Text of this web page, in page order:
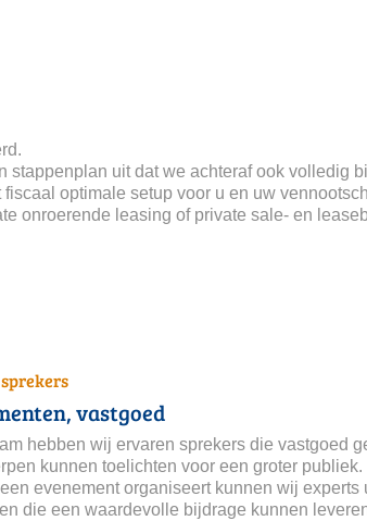
stappenplan uit dat we achteraf ook volledig
optimale setup voor u en uw
onroerende leasing of private sale- en
vastgoed
hebben wij ervaren sprekers die vastgoed
kunnen toelichten voor een groter publiek.
een evenement organiseert kunnen wij experts
die een waardevolle bijdrage kunnen